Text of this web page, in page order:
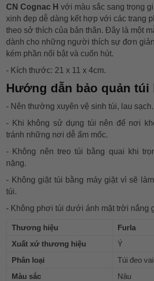
CN Cognac H với màu sắc sang trọng
xinh đẹp dễ dàng kết hợp với các trang
theo sở thích của bản thân. Đây là một
dành cho những người thích sự đơn
kém phần nổi bật và cuốn hút.
- Kích thước: 21 x 11 x 4cm.
Hướng dẫn bảo quản túi
- Nên thường xuyên vệ sinh túi, lau sạch.
- Khi không sử dụng túi nên để nơi
tránh những nơi dễ ẩm mốc.
- Không nên treo túi bằng quai khi
nặng.
- Không giặt túi bằng máy giặt vì sẽ
túi.
- Không phơi túi dưới ánh mặt trời nắng
Thương hiệu
Furla
Xuất xứ thương hiệu
Ý
Phân loại
Túi đeo vai
Màu sắc
Nâu